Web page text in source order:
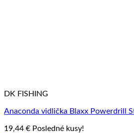
DK FISHING
Anaconda vidlička Blaxx Powerdrill
19,44 € Posledné kusy!